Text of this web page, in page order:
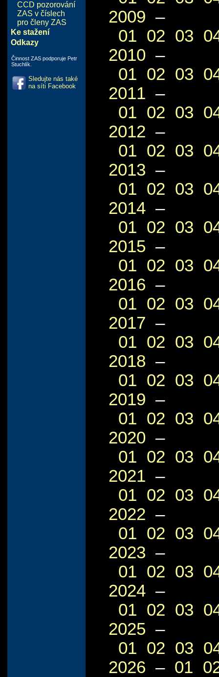
CCD pozorování
ZAS v číslech
pro členy ZAS
Ke stažení
Odkazy
Činnost ZAS podporuje Petr
Stuchlík.
Sledujte nás také
na síti Facebook
2009 –
01 02 03
2010 –
01 02 03
2011 –
01 02 03
2012 –
01 02 03
2013 –
01 02 03
2014 –
01 02 03
2015 –
01 02 03
2016 –
01 02 03
2017 –
01 02 03
2018 –
01 02 03
2019 –
01 02 03
2020 –
01 02 03
2021 –
01 02 03
2022 –
01 02 03
2023 –
01 02 03
2024 –
01 02 03
2025 –
01 02 03
2026 – 01